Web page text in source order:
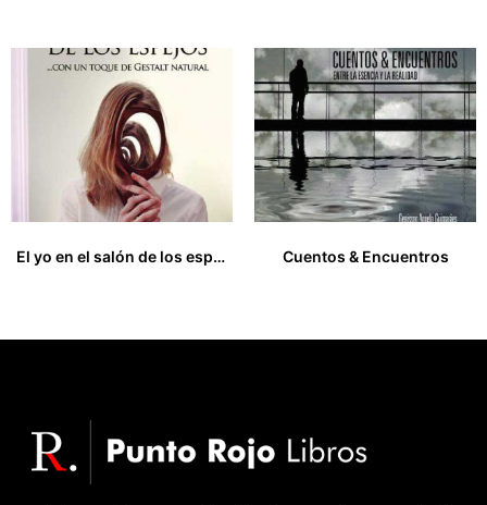
El yo en el salón de los espejos, con un toque de Gestalt natural
Cuentos & Encuentros